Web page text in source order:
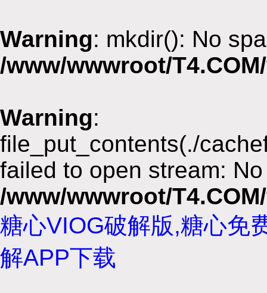
Warning: mkdir(): No
/www/wwwroot/
Warning:
file_put_contents(./
failed to open stream:
/www/wwwroot/
糖心VIOG破解版,糖心免
解APP下载